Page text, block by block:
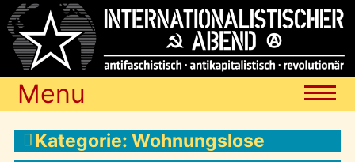
Menu
Termine
Kategorie: Wohnungslose